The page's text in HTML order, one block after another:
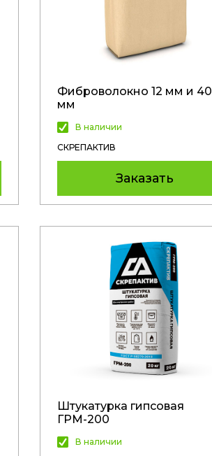
Фиброволокно 12 мм и 40
мм
В наличии
СКРЕПАКТИВ
Заказать
Штукатурка гипсовая
ГРМ-200
В наличии